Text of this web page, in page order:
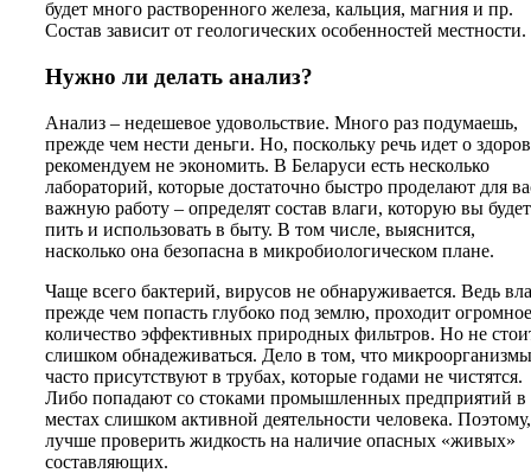
будет много растворенного железа, кальция, магния и пр.
Состав зависит от геологических особенностей местности.
Нужно ли делать анализ?
Анализ – недешевое удовольствие. Много раз подумаешь,
прежде чем нести деньги. Но, поскольку речь идет о
рекомендуем не экономить. В Беларуси есть несколько
лабораторий, которые достаточно быстро проделают для
важную работу – определят состав влаги, которую вы
пить и использовать в быту. В том числе, выяснится,
насколько она безопасна в микробиологическом плане.
Чаще всего бактерий, вирусов не обнаруживается. Ведь
прежде чем попасть глубоко под землю, проходит огромное
количество эффективных природных фильтров. Но не
слишком обнадеживаться. Дело в том, что микроорганизмы
часто присутствуют в трубах, которые годами не чистятся.
Либо попадают со стоками промышленных предприятий в
местах слишком активной деятельности человека. Поэтому,
лучше проверить жидкость на наличие опасных «живых»
составляющих.